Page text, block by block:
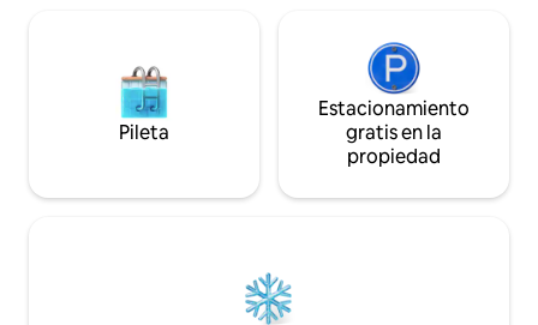
Pileta
Estacionamiento
gratis en la
propiedad